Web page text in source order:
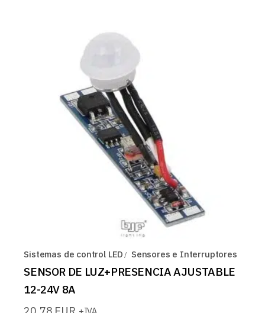
Sistemas de control LED Sensores e Interruptores
SENSOR DE LUZ+PRESENCIA AJUSTABLE
12-24V 8A